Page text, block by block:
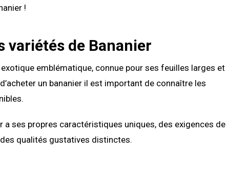
!
variétés de Bananier
emblématique, connue pour ses feuilles larges et
un bananier il est important de connaître les
a ses propres caractéristiques uniques, des exigences de
qualités gustatives distinctes.